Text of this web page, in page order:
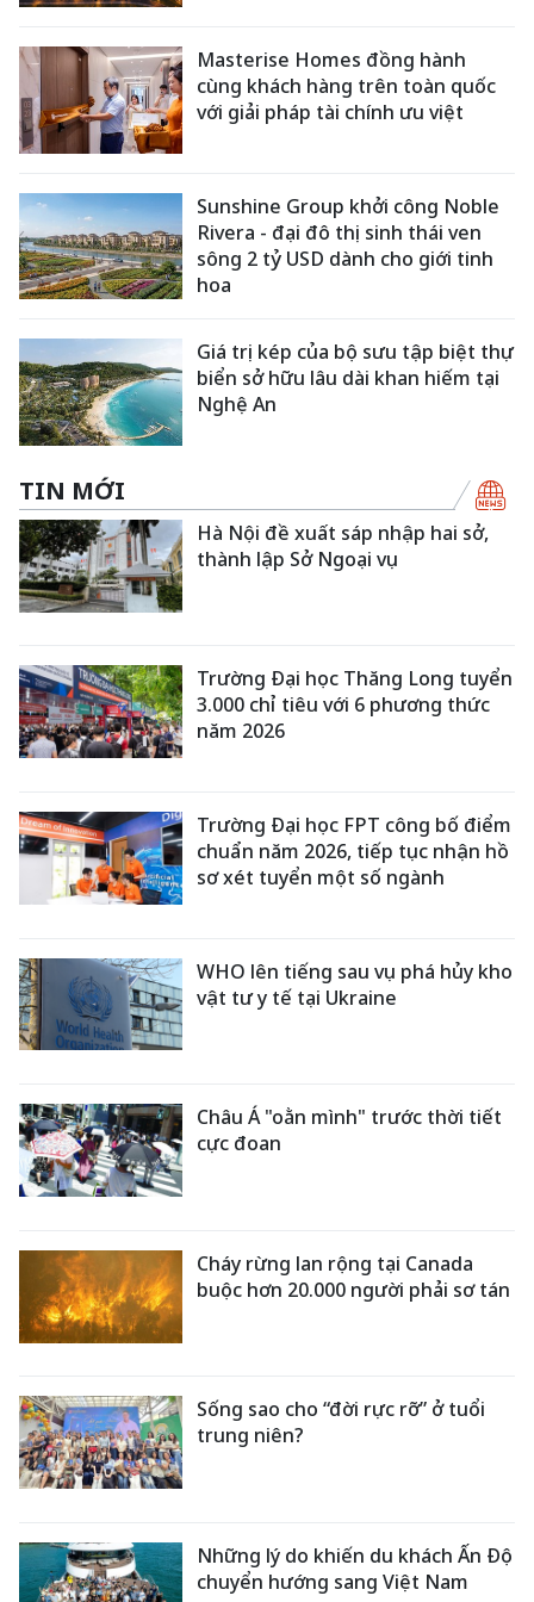
Masterise Homes đồng hành
cùng khách hàng trên toàn quốc
với giải pháp tài chính ưu việt
Sunshine Group khởi công Noble
Rivera - đại đô thị sinh thái ven
sông 2 tỷ USD dành cho giới tinh
hoa
Giá trị kép của bộ sưu tập biệt thự
biển sở hữu lâu dài khan hiếm tại
Nghệ An
TIN MỚI
Hà Nội đề xuất sáp nhập hai sở,
thành lập Sở Ngoại vụ
Trường Đại học Thăng Long tuyển
3.000 chỉ tiêu với 6 phương thức
năm 2026
Trường Đại học FPT công bố điểm
chuẩn năm 2026, tiếp tục nhận hồ
sơ xét tuyển một số ngành
WHO lên tiếng sau vụ phá hủy kho
vật tư y tế tại Ukraine
Châu Á "oằn mình" trước thời tiết
cực đoan
Cháy rừng lan rộng tại Canada
buộc hơn 20.000 người phải sơ tán
Sống sao cho “đời rực rỡ” ở tuổi
trung niên?
Những lý do khiến du khách Ấn Độ
chuyển hướng sang Việt Nam